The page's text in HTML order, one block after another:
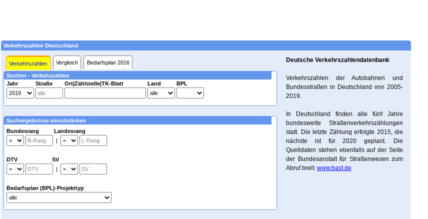
Verkehrszahlen Deutschland
Verkehrszahlen Vergleich Bedarfsplan 2016
Suchen - Verkehszahlen
Jahr
Straße Ort|Zählstelle|TK-Blatt Land BPL
Suchergebnisse einschränken
Bundesrang Landesrang
|
DTV SV
|
Bedarfsplan (BPL)-Projekttyp
Deutsche Verkehrszahlendatenbank
Verkehrszahlen der Autobahnen und
Bundesstraßen in Deutschland von 2005-
2019.
In Deutschland finden alle fünf Jahre
bundesweite Straßenverkehrszählungen
statt. Die letzte Zählung erfolgte 2015, die
nächste ist für 2020 geplant. Die
Quelldaten stehen ebenfalls auf der Seite
der Bundesanstalt für Straßenwesen zum
Abruf breit: www.bast.de